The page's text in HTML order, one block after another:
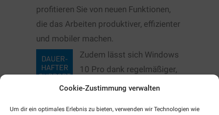
Cookie-Zustimmung verwalten
Um dir ein optimales Erlebnis zu bieten, verwenden wir Technologien wie
profitieren Sie von neuen Funktionen,
die das Arbeiten produktiver, effizienter
und mobiler machen.
Zudem lässt sich Windows
10 Pro dank regelmäßiger,
einfacher Updates immer
ohne ständig mit dem Internet